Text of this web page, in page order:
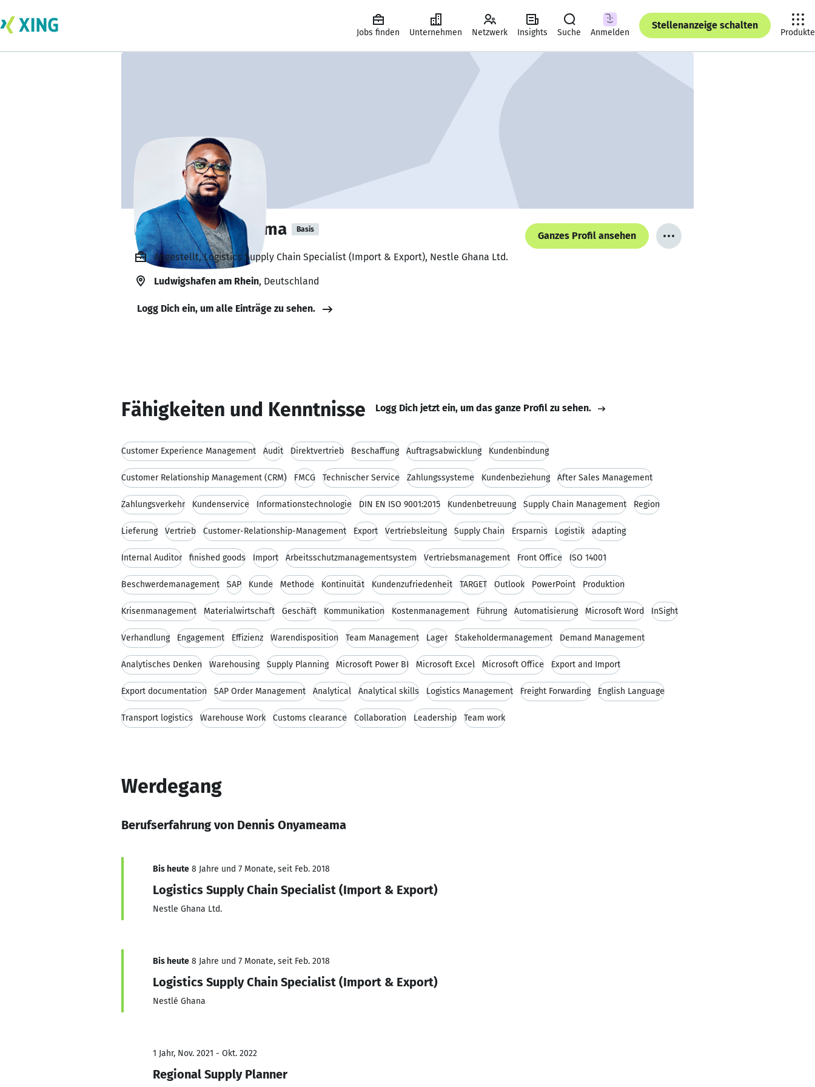
Jobs finden Unternehmen Netzwerk Insights Suche Anmelden
Stellenanzeige schalten
Produkte
Dennis Onyameama Basis
Ganzes Profil ansehen
Angestellt, Logistics Supply Chain Specialist (Import & Export), Nestle Ghana Ltd.
Ludwigshafen am Rhein, Deutschland
Logg Dich ein, um alle Einträge zu sehen.
Fähigkeiten und Kenntnisse Logg Dich jetzt ein, um das ganze Profil zu sehen.
Customer Experience Management Audit Direktvertrieb Beschaffung Auftragsabwicklung Kundenbindung
Customer Relationship Management (CRM) FMCG Technischer Service Zahlungssysteme Kundenbeziehung After Sales Management
Zahlungsverkehr Kundenservice Informationstechnologie DIN EN ISO 9001:2015 Kundenbetreuung Supply Chain Management Region
Lieferung Vertrieb Customer-Relationship-Management Export Vertriebsleitung Supply Chain Ersparnis Logistik adapting
Internal Auditor finished goods Import Arbeitsschutzmanagementsystem Vertriebsmanagement Front Office ISO 14001
Beschwerdemanagement SAP Kunde Methode Kontinuität Kundenzufriedenheit TARGET Outlook PowerPoint Produktion
Krisenmanagement Materialwirtschaft Geschäft Kommunikation Kostenmanagement Führung Automatisierung Microsoft Word InSight
Verhandlung Engagement Effizienz Warendisposition Team Management Lager Stakeholdermanagement Demand Management
Analytisches Denken Warehousing Supply Planning Microsoft Power BI Microsoft Excel Microsoft Office Export and Import
Export documentation SAP Order Management Analytical Analytical skills Logistics Management Freight Forwarding English Language
Transport logistics Warehouse Work Customs clearance Collaboration Leadership Team work
Werdegang
Berufserfahrung von Dennis Onyameama
Bis heute 8 Jahre und 7 Monate, seit Feb. 2018
Logistics Supply Chain Specialist (Import & Export)
Nestle Ghana Ltd.
Bis heute 8 Jahre und 7 Monate, seit Feb. 2018
Logistics Supply Chain Specialist (Import & Export)
Nestlé Ghana
1 Jahr, Nov. 2021 - Okt. 2022
Regional Supply Planner